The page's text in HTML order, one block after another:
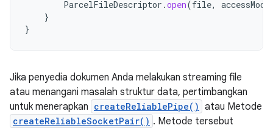
ParcelFileDescriptor .open(file, accessMode
}
}
Jika penyedia dokumen Anda melakukan streaming file
atau menangani masalah struktur data, pertimbangkan
untuk menerapkan createReliablePipe() atau Metode
createReliableSocketPair() . Metode tersebut